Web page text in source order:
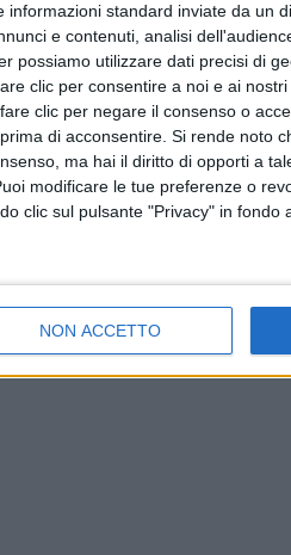
standard inviate da un
e contenuti, analisi
possiamo utilizzare dati precisi di
clic per consentire a noi e ai
clic per negare il consenso o
di acconsentire. Si rende noto
ma hai il diritto di opporti a
modificare le tue preferenze o
clic sul pulsante "Privacy" in fondo
NON ACCETTO